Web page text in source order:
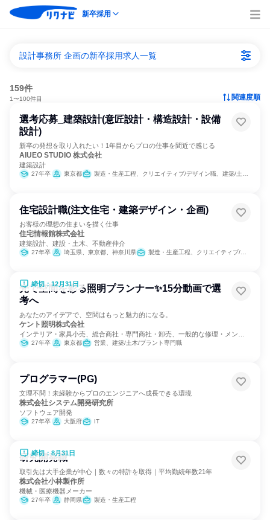
新卒採用
設計事務所 企画の新卒採用求人一覧
159件
1〜100件目 関連度順
選考応募_建築設計(意匠設計・構造設計・設備
設計)
新卒の発想を取り入れたい！1年目からプロの仕事を間近で感じる
AIUEO STUDIO 株式会社
建築設計
27年卒 東京都 製造・生産工程、クリエイティブ/デザイン職、建築/土木/プラント専門職
住宅設計職(注文住宅・建築デザイン・企画)
お客様の理想の住まいを描く仕事
住宅情報館株式会社
建築設計、建設・土木、不動産仲介
27年卒 埼玉県、東京都、神奈川県 製造・生産工程、クリエイティブ/デザイン職
締切：12月31日
光で空間を彩る照明プランナー✨15分動画で選
考へ
あなたのアイデアで、空間はもっと魅力的になる。
ケント照明株式会社
インテリア・家具小売、総合商社・専門商社・卸売、一般的な修理・メンテ
ナンス27年卒 東京都 営業、建築/土木/プラント専門職
プログラマー(PG)
文理不問！未経験からプロのエンジニアへ成長できる環境
株式会社システム開発研究所
ソフトウェア開発
27年卒 大阪府 IT
締切：8月31日
研究開発職
取引先は大手企業が中心｜数々の特許を取得｜平均勤続年数21年
株式会社小林製作所
機械・医療機器メーカー
27年卒 静岡県 製造・生産工程